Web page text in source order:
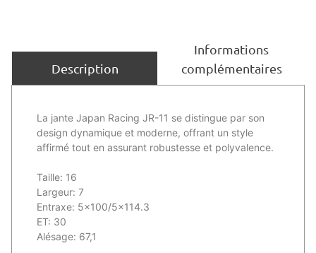
Description
Informations
complémentaires
La jante Japan Racing JR-11 se distingue par son
design dynamique et moderne, offrant un style
affirmé tout en assurant robustesse et polyvalence.
Taille: 16
Largeur: 7
Entraxe: 5×100/5×114.3
ET: 30
Alésage: 67,1